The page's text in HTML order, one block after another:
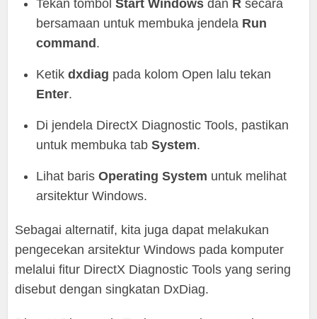
Tekan tombolStart Windows dan R secara
bersamaan untuk membuka jendela Run
command.
Ketikdxdiag pada kolom Open lalu tekan
Enter.
Di jendela DirectX Diagnostic Tools, pastikan
untuk membuka tabSystem.
Lihat barisOperating System untuk melihat
arsitektur Windows.
Sebagai alternatif, kita juga dapat melakukan
pengecekan arsitektur Windows pada komputer
melalui fitur DirectX Diagnostic Tools yang sering
disebut dengan singkatan DxDiag.